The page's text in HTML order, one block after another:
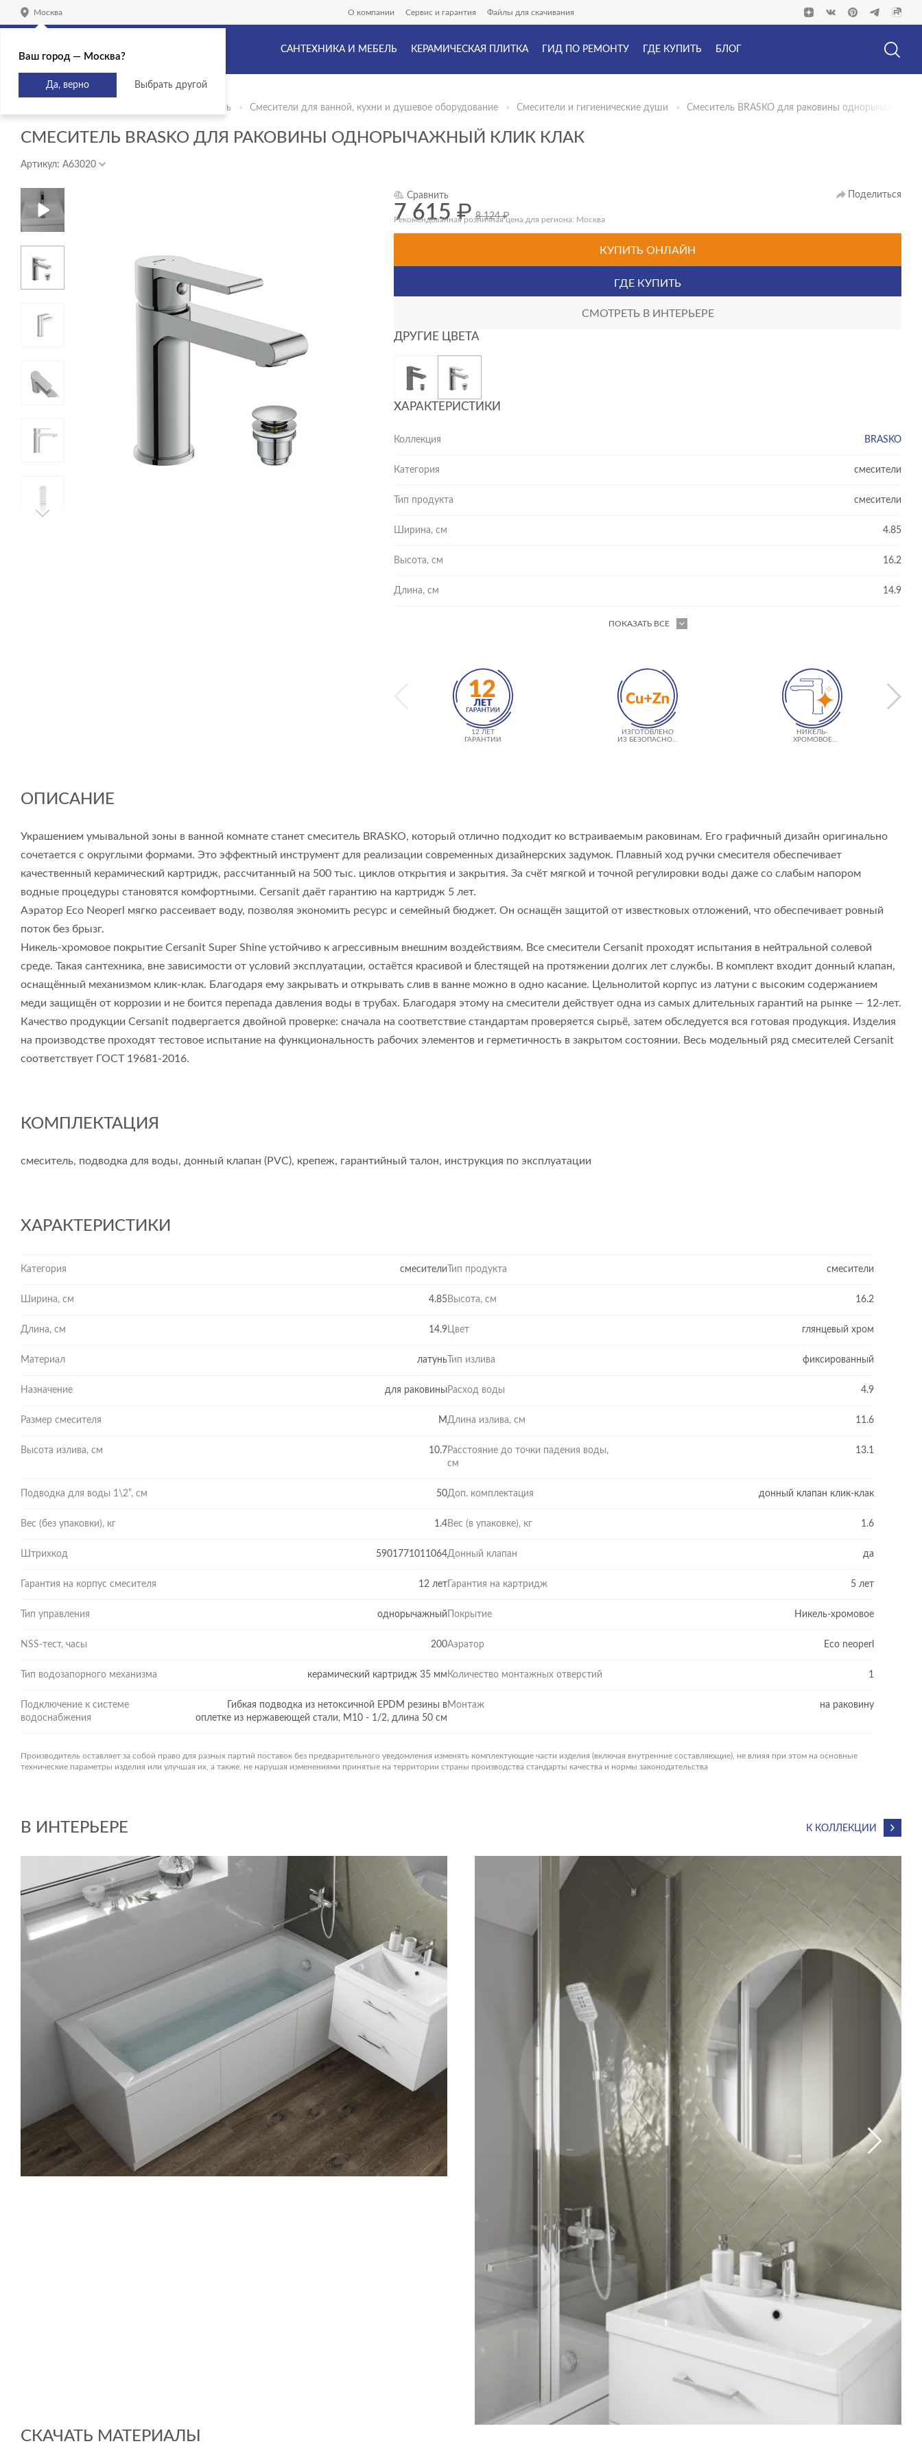
Москва О компании Сервис и гарантия Файлы для скачивания
САНТЕХНИКА И МЕБЕЛЬ КЕРАМИЧЕСКАЯ ПЛИТКА ГИД ПО РЕМОНТУ ГДЕ КУПИТЬ БЛОГ
Сантехника и мебель Смесители для ванной, кухни и душевое оборудование Смесители и гигиенические души Смеситель BRASKO для раковины однорычажный
СМЕСИТЕЛЬ BRASKO ДЛЯ РАКОВИНЫ ОДНОРЫЧАЖНЫЙ КЛИК КЛАК
Артикул: A63020
ХАРАКТЕРИСТИКИ
Коллекция BRASKO
Категория смесители
Тип продукта смесители
Ширина, см 4.85
Высота, см 16.2
Длина, см 14.9
ПОКАЗАТЬ ВСЕ
ДРУГИЕ ЦВЕТА
Сравнить Поделиться
7 615₽ 8 124₽
Рекомендованная розничная цена для региона: Москва
КУПИТЬ ОНЛАЙН
ГДЕ КУПИТЬ
СМОТРЕТЬ В ИНТЕРЬЕРЕ
12 ЛЕТ
ГАРАНТИИ
ИЗГОТОВЛЕНО
ИЗ БЕЗОПАСНОЙ
НИКЕЛЬ-
ХРОМОВОЕ
ОПИСАНИЕ
Украшением умывальной зоны в ванной комнате станет смеситель BRASKO, который отлично подходит ко встраиваемым раковинам. Его графичный дизайн оригинально
сочетается с округлыми формами. Это эффектный инструмент для реализации современных дизайнерских задумок. Плавный ход ручки смесителя обеспечивает
качественный керамический картридж, рассчитанный на 500 тыс. циклов открытия и закрытия. За счёт мягкой и точной регулировки воды даже со слабым напором
водные процедуры становятся комфортными. Cersanit даёт гарантию на картридж 5 лет.
Аэратор Eco Neoperl мягко рассеивает воду, позволяя экономить ресурс и семейный бюджет. Он оснащён защитой от известковых отложений, что обеспечивает ровный
поток без брызг.
Никель-хромовое покрытие Cersanit Super Shine устойчиво к агрессивным внешним воздействиям. Все смесители Cersanit проходят испытания в нейтральной солевой
среде. Такая сантехника, вне зависимости от условий эксплуатации, остаётся красивой и блестящей на протяжении долгих лет службы. В комплект входит донный клапан,
оснащённый механизмом клик-клак. Благодаря ему закрывать и открывать слив в ванне можно в одно касание. Цельнолитой корпус из латуни с высоким содержанием
меди защищён от коррозии и не боится перепада давления воды в трубах. Благодаря этому на смесители действует одна из самых длительных гарантий на рынке — 12-лет.
Качество продукции Cersanit подвергается двойной проверке: сначала на соответствие стандартам проверяется сырьё, затем обследуется вся готовая продукция. Изделия
на производстве проходят тестовое испытание на функциональность рабочих элементов и герметичность в закрытом состоянии. Весь модельный ряд смесителей Cersanit
соответствует ГОСТ 19681-2016.
КОМПЛЕКТАЦИЯ
смеситель, подводка для воды, донный клапан (PVC), крепеж, гарантийный талон, инструкция по эксплуатации
ХАРАКТЕРИСТИКИ
Категория смесители Тип продукта смесители
Ширина, см 4.85Высота, см 16.2
Длина, см 14.9Цвет глянцевый хром
Материал латунь Тип излива фиксированный
Назначение для раковины Расход воды 4.9
Размер смесителя MДлина излива, см 11.6
Высота излива, см 10.7 Расстояние до точки падения воды,
см
13.1
Подводка для воды 1\2”, см 50Доп. комплектация донный клапан клик-клак
Вес (без упаковки), кг 1.4Вес (в упаковке), кг 1.6
Штрихкод 5901771011064Донный клапан да
Гарантия на корпус смесителя 12 лет Гарантия на картридж 5 лет
Тип управления однорычажный Покрытие Никель-хромовое
NSS-тест, часы 200Аэратор Eco neoperl
Тип водозапорного механизма керамический картридж 35 мм Количество монтажных отверстий 1
Подключение к системе
водоснабжения
Гибкая подводка из нетоксичной EPDM резины в
оплетке из нержавеющей стали, М10 - 1/2, длина 50 см
Монтаж на раковину
Производитель оставляет за собой право для разных партий поставок без предварительного уведомления изменять комплектующие части изделия (включая внутренние составляющие), не влияя при этом на основные
технические параметры изделия или улучшая их, а также, не нарушая изменениями принятые на территории страны производства стандарты качества и нормы законодательства
В ИНТЕРЬЕРЕ К КОЛЛЕКЦИИ
СКАЧАТЬ МАТЕРИАЛЫ
Ваш город — Москва?
Да, верно Выбрать другой